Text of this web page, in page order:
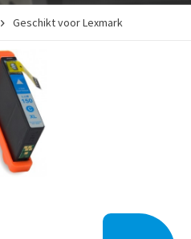
Geschikt voor Lexmark